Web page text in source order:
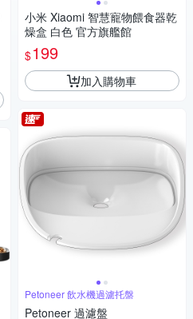
小米 Xiaomi 智慧寵物餵食器乾
燥盒 白色 官方旗艦館
$199
加入購物車
Petoneer 飲水機過濾托盤
Petoneer 過濾盤